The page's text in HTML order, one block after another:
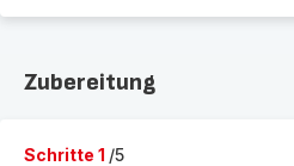
Zubereitung
Schritte 1 /5